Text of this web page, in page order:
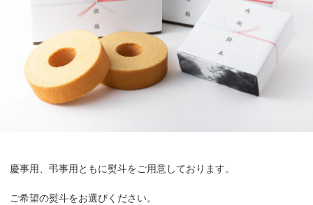
慶事用、弔事用ともに熨斗をご用意しております。
ご希望の熨斗をお選びください。